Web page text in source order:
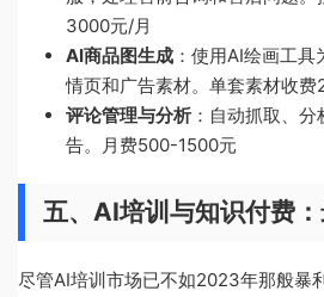
3000元/月
AI商品图生成 ：使用AI绘画工
情页和广告素材。单套素材收
评论管理与分析 ：自动抓取、
告。月费500-1500元
五、AI培训与知识付费
尽管AI培训市场已不如2023年那般暴